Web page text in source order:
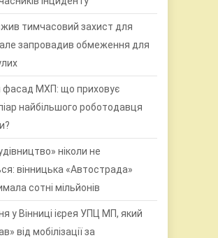
тимчасовий захист для
але запровадив обмеження для
фасад МХП: що приховує
найбільшого роботодавця
ніколи не
вінницька «Автострада»
сотні мільйонів
у Вінниці ієрея УПЦ МП, який
від мобілізації за